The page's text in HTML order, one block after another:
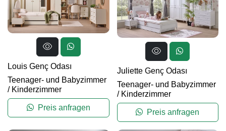
Louis Genç Odası
Teenager- und Babyzimmer
/ Kinderzimmer
Preis anfragen
Juliette Genç Odası
Teenager- und Babyzimmer
/ Kinderzimmer
Preis anfragen